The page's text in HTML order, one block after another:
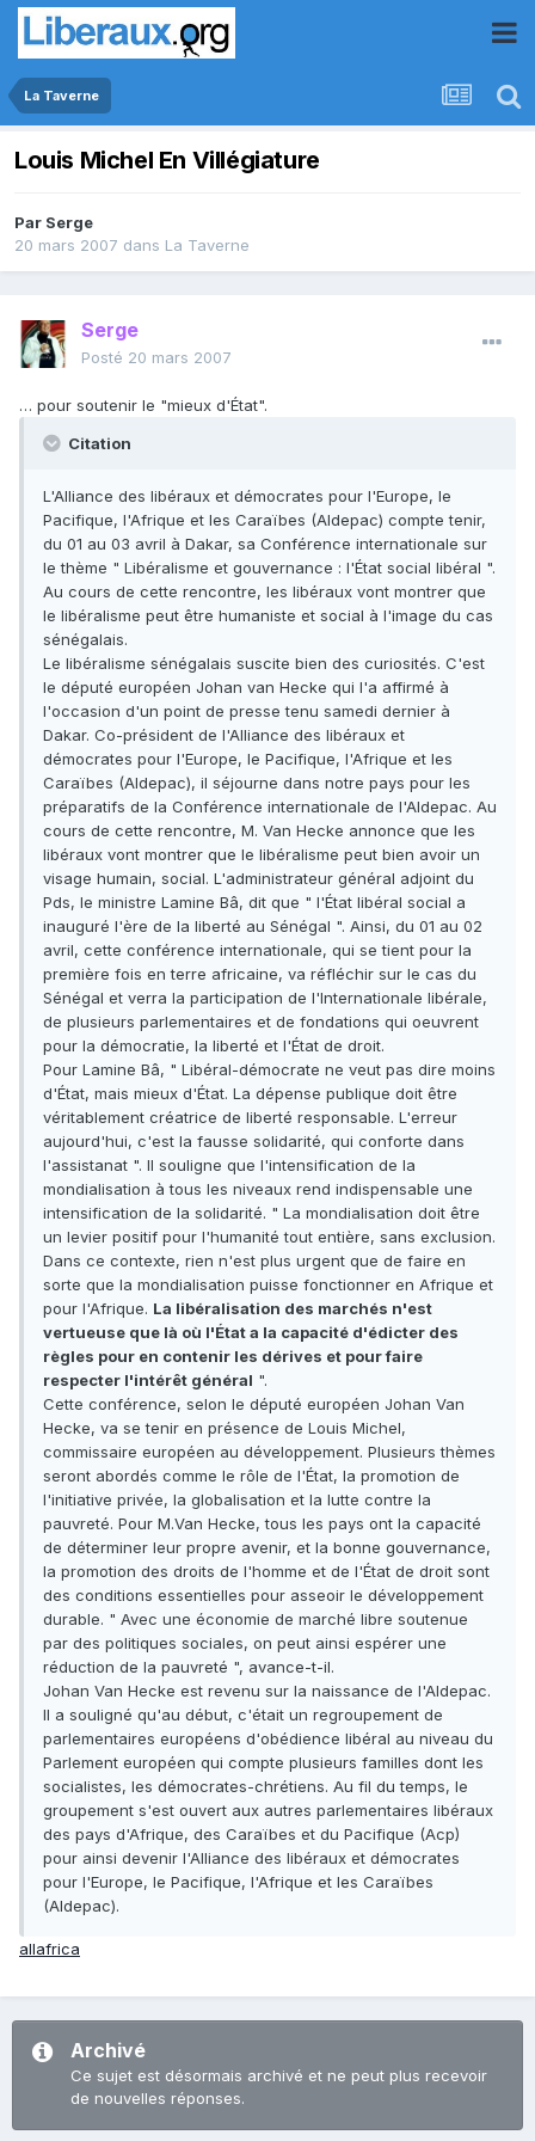
La Taverne
Louis Michel En Villégiature
Par Serge
20 mars 2007 dans La Taverne
Serge
Posté 20 mars 2007
… pour soutenir le "mieux d'État".
Citation
L'Alliance des libéraux et démocrates pour l'Europe, le
Pacifique, l'Afrique et les Caraïbes (Aldepac) compte tenir,
du 01 au 03 avril à Dakar, sa Conférence internationale sur
le thème " Libéralisme et gouvernance : l'État social libéral ".
Au cours de cette rencontre, les libéraux vont montrer que
le libéralisme peut être humaniste et social à l'image du cas
sénégalais.
Le libéralisme sénégalais suscite bien des curiosités. C'est
le député européen Johan van Hecke qui l'a affirmé à
l'occasion d'un point de presse tenu samedi dernier à
Dakar. Co-président de l'Alliance des libéraux et
démocrates pour l'Europe, le Pacifique, l'Afrique et les
Caraïbes (Aldepac), il séjourne dans notre pays pour les
préparatifs de la Conférence internationale de l'Aldepac. Au
cours de cette rencontre, M. Van Hecke annonce que les
libéraux vont montrer que le libéralisme peut bien avoir un
visage humain, social. L'administrateur général adjoint du
Pds, le ministre Lamine Bâ, dit que " l'État libéral social a
inauguré l'ère de la liberté au Sénégal ". Ainsi, du 01 au 02
avril, cette conférence internationale, qui se tient pour la
première fois en terre africaine, va réfléchir sur le cas du
Sénégal et verra la participation de l'Internationale libérale,
de plusieurs parlementaires et de fondations qui oeuvrent
pour la démocratie, la liberté et l'État de droit.
Pour Lamine Bâ, " Libéral-démocrate ne veut pas dire moins
d'État, mais mieux d'État. La dépense publique doit être
véritablement créatrice de liberté responsable. L'erreur
aujourd'hui, c'est la fausse solidarité, qui conforte dans
l'assistanat ". Il souligne que l'intensification de la
mondialisation à tous les niveaux rend indispensable une
intensification de la solidarité. " La mondialisation doit être
un levier positif pour l'humanité tout entière, sans exclusion.
Dans ce contexte, rien n'est plus urgent que de faire en
sorte que la mondialisation puisse fonctionner en Afrique et
pour l'Afrique. La libéralisation des marchés n'est
vertueuse que là où l'État a la capacité d'édicter des
règles pour en contenir les dérives et pour faire
respecter l'intérêt général ".
Cette conférence, selon le député européen Johan Van
Hecke, va se tenir en présence de Louis Michel,
commissaire européen au développement. Plusieurs thèmes
seront abordés comme le rôle de l'État, la promotion de
l'initiative privée, la globalisation et la lutte contre la
pauvreté. Pour M.Van Hecke, tous les pays ont la capacité
de déterminer leur propre avenir, et la bonne gouvernance,
la promotion des droits de l'homme et de l'État de droit sont
des conditions essentielles pour asseoir le développement
durable. " Avec une économie de marché libre soutenue
par des politiques sociales, on peut ainsi espérer une
réduction de la pauvreté ", avance-t-il.
Johan Van Hecke est revenu sur la naissance de l'Aldepac.
Il a souligné qu'au début, c'était un regroupement de
parlementaires européens d'obédience libéral au niveau du
Parlement européen qui compte plusieurs familles dont les
socialistes, les démocrates-chrétiens. Au fil du temps, le
groupement s'est ouvert aux autres parlementaires libéraux
des pays d'Afrique, des Caraïbes et du Pacifique (Acp)
pour ainsi devenir l'Alliance des libéraux et démocrates
pour l'Europe, le Pacifique, l'Afrique et les Caraïbes
(Aldepac).
allafrica
Archivé
Ce sujet est désormais archivé et ne peut plus recevoir
de nouvelles réponses.